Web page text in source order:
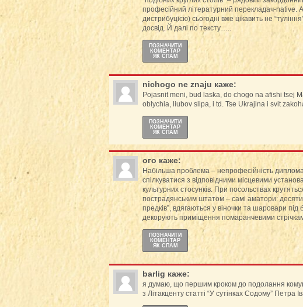
професійний літературний перекладач-native.
дистрибуцією) сьогодні вже цікавить не
досвід. Й далі по тексту…..
ПОЗНАЧИТИ
КОМЕНТАР
ЯК СПАМ
nichogo ne znaju каже:
Pojasnit meni, bud laska, do chogo na afishi tsej
oblychia, liubov slipa, i td. Tse Ukrajina i svit
ПОЗНАЧИТИ
КОМЕНТАР
ЯК СПАМ
ого каже:
Набільша проблема – непрофесійність
спілкуватися з відповідними місцевими
культурних стосунків. При посольствах
пострадянським штатом – самі аматори:
предків”, вдягаються у віночки та шаровари
декорують приміщення помаранчевими
ПОЗНАЧИТИ
КОМЕНТАР
ЯК СПАМ
barlig каже:
я думаю, що першим кроком до подолання
з Літакценту статті “У сутінках Содому” Петра